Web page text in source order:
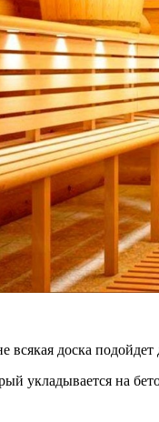
доска подойдет
укладывается на